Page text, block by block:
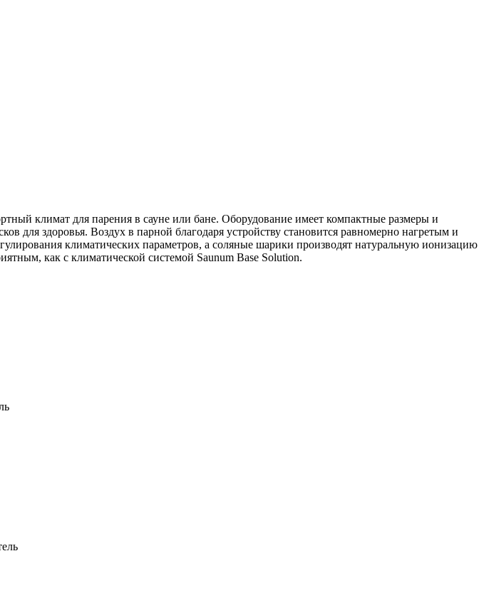
климат для парения в сауне или бане. Оборудование имеет компактные размеры и
для здоровья. Воздух в парной благодаря устройству становится равномерно нагретым и
климатических параметров, а соляные шарики производят натуральную ионизацию
как с климатической системой Saunum Base Solution.